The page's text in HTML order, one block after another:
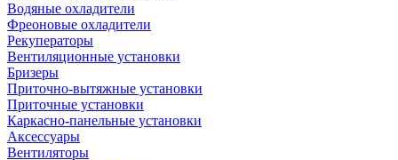
Водяные охладители
Фреоновые охладители
Рекуператоры
Вентиляционные установки
Бризеры
Приточно-вытяжные установки
Приточные установки
Каркасно-панельные установки
Аксессуары
Вентиляторы